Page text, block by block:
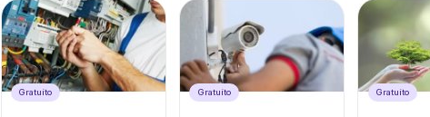
Gratuíto Gratuíto Gratuíto